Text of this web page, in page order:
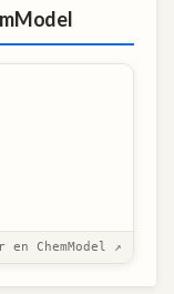
en ChemModel ↗